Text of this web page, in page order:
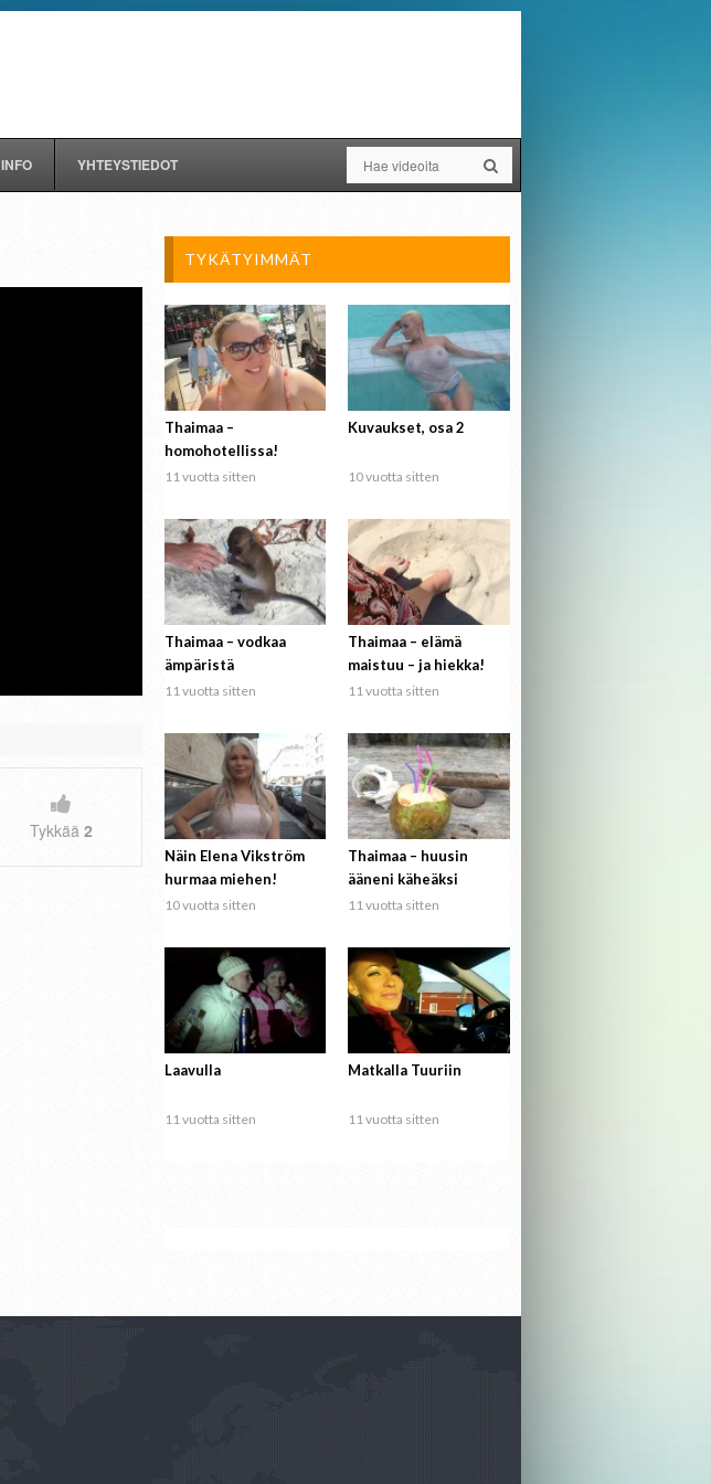
INFO YHTEYSTIEDOT
Tykkää 2
TYKÄTYIMMÄT
Thaimaa –
homohotellissa!
11 vuotta sitten
Kuvaukset, osa 2
10 vuotta sitten
Thaimaa – vodkaa
ämpäristä
11 vuotta sitten
Thaimaa – elämä
maistuu – ja hiekka!
11 vuotta sitten
Näin Elena Vikström
hurmaa miehen!
10 vuotta sitten
Thaimaa – huusin
ääneni käheäksi
11 vuotta sitten
Laavulla
11 vuotta sitten
Matkalla Tuuriin
11 vuotta sitten